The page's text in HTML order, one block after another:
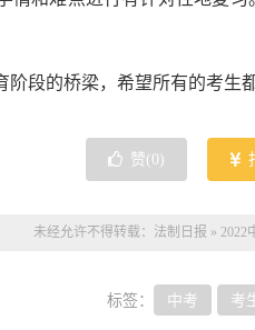
段的桥梁，希望所有的考生
赞( 0 )
未经允许不得转载： 法制日报 » 2022
标签： 中考 考